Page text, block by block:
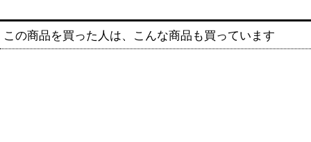
この商品を買った人は、こんな商品も買っています